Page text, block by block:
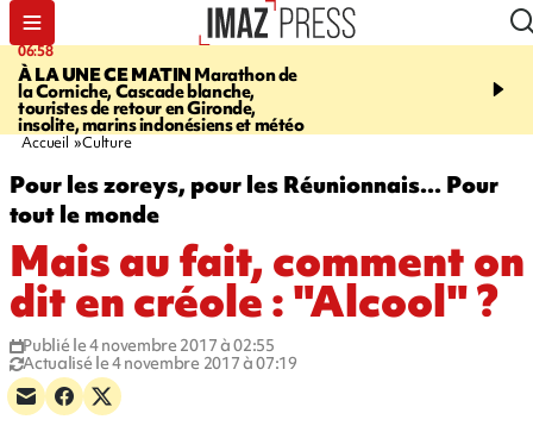
06:58
À LA UNE CE MATIN Marathon de
la Corniche, Cascade blanche,
touristes de retour en Gironde,
insolite, marins indonésiens et météo
09:14
touristes au Porge,
Accueil Culture
Pour les zoreys, pour les Réunionnais... Pour
tout le monde
Mais au fait, comment on
dit en créole : "Alcool" ?
Publié le 4 novembre 2017 à 02:55
Actualisé le 4 novembre 2017 à 07:19